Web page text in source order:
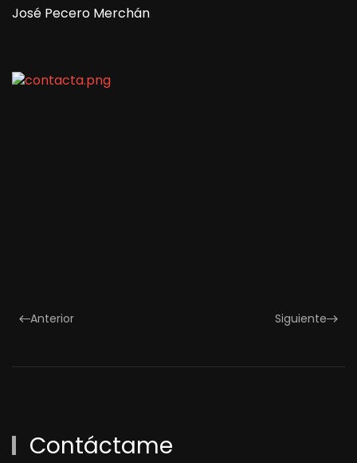
José Pecero Merchán
Anterior Siguiente
Contáctame